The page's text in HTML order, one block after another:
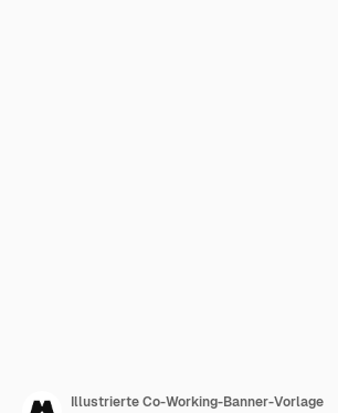
Illustrierte Co-Working-Banner-Vorlage